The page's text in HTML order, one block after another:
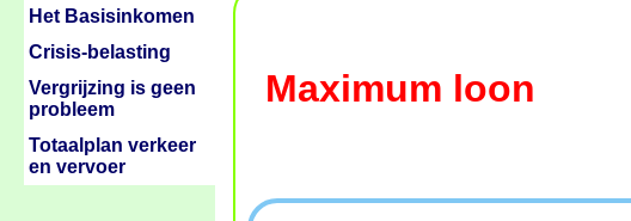
Maximum loon
Het Basisinkomen
Crisis-belasting
Vergrijzing is geen
probleem
Totaalplan verkeer
en vervoer